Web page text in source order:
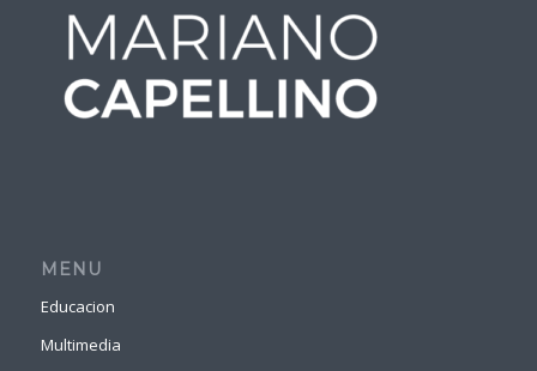
MENU
Educacion
Multimedia